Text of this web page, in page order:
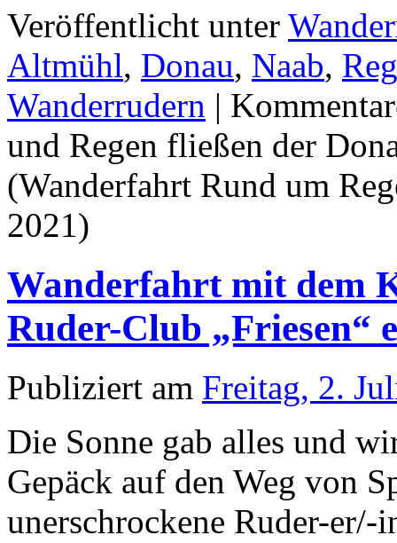
Veröffentlicht unter
Altmühl, Donau, Naab,
Wanderrudern |
und Regen fließen der
(Wanderfahrt Rund um
2021)
Wanderfahrt mit dem
Ruder-Club „Friesen“
Publiziert am Freitag, 2.
Die Sonne gab alles und
Gepäck auf den Weg von
unerschrockene Ruder-er/-